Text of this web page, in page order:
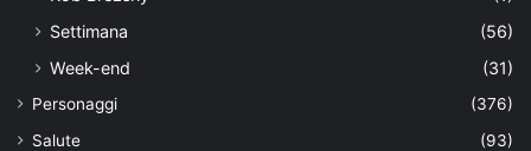
Settimana
(56)
Week-end
(31)
Personaggi
(376)
Salute
(93)